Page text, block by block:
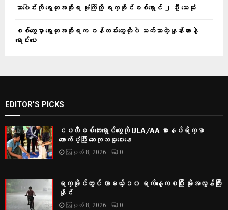
သာပေါင်းကို ရွေတုအစိုးရ ဗုံးကြဲလို့ ရက္ခိုင်စစ်ရှောင် ၂ ဦး သေဆုံး
စစ်တွေမှာ ရွေးတုအစိုးရက ဝန်ထမ်းတွေကိုပဲ သက်သာတဲ့နှုန်းထားနဲ့
ရောင်းပေး
EDITOR'S PICKS
ငပလီစစ်ဘေးရှောင်တွေကို ULA/AA စားနပ်ရိက္ခာ
ထောက်ပံ့ပြီး ဆေးကုသမှုပေးနေ
ဩဂုတ် 8, 2026 0
ရက္ခိုင်တွင် လာမယ့် ၁၀ ရက်နေ့ကစပြီး မိုးအလွန်ကြီး
နိုင်
ဩဂုတ် 8, 2026 0